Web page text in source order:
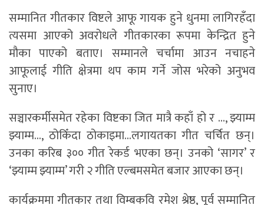
सम्मानित गीतकार विष्टले आफू गायक हुने धुनमा लागिरहँदा
त्यसमा आएको अवरोधले गीतकारका रूपमा केन्द्रित हुने
मौका पाएको बताए। सम्मानले चर्चामा आउन नचाहने
आफूलाई गीति क्षेत्रमा थप काम गर्ने जोस भरेको अनुभव
सुनाए।
सञ्चारकर्मीसमेत रहेका विष्टका जित मात्रै कहाँ हो र …, झ्याम्म
झ्याम्म…, ठोकिँदा ठोकाइमा…लगायतका गीत चर्चित छन्।
उनका करिब ३०० गीत रेकर्ड भएका छन्। उनको ‘सागर’ र
‘झ्याम्म झ्याम्म’ गरी २ गीति एल्बमसमेत बजार आएका छन्।
कार्यक्रममा गीतकार तथा विम्बकवि रमेश श्रेष्ठ, पूर्व सम्मानित